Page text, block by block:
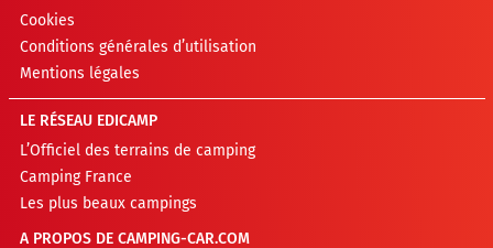
Cookies
Conditions générales d’utilisation
Mentions légales
LE RÉSEAU EDICAMP
L’Officiel des terrains de camping
Camping France
Les plus beaux campings
A PROPOS DE CAMPING-CAR.COM